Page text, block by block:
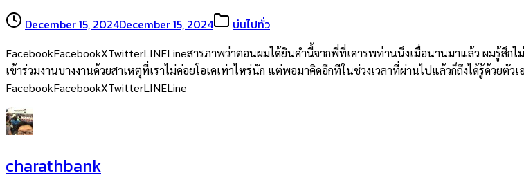
December 15, 2024December 15, 2024 บ่นไปทั่ว
FacebookFacebookXTwitterLINELineสารภาพว่าตอนผมได้ยินคำนี้จากพี่ที่เคารพท่านนึงเมื่อนานมาแล้ว ผมรู้สึกไ
เข้าร่วมงานบางงานด้วยสาเหตุที่เราไม่ค่อยโอเคเท่าไหร่นัก แต่พอมาคิดอีกทีในช่วงเวลาที่ผ่านไปแล้วก็ถึงได้รู้ด้วยตัวเ
FacebookFacebookXTwitterLINELine
charathbank